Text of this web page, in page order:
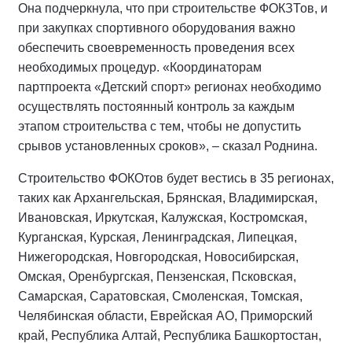
Она подчеркнула, что при строительстве ФОКЗТов, и
при закупках спортивного оборудования важно
обеспечить своевременность проведения всех
необходимых процедур. «Координаторам
партпроекта «Детский спорт» регионах необходимо
осуществлять постоянный контроль за каждым
этапом строительства с тем, чтобы не допустить
срывов установленных сроков», – сказал Роднина.
Строительство ФОКОтов будет вестись в 35 регионах,
таких как Архангельская, Брянская, Владимирская,
Ивановская, Иркутская, Калужская, Костромская,
Курганская, Курская, Ленинградская, Липецкая,
Нижегородская, Новгородская, Новосибирская,
Омская, Оренбургская, Пензенская, Псковская,
Самарская, Саратовская, Смоленская, Томская,
Челябинская области, Еврейская АО, Приморский
край, Республика Алтай, Республика Башкортостан,